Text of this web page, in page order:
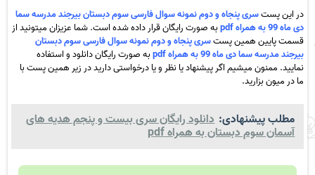
در این پستسری پنجاه و دوم نمونه سوال فارسی سوم دبستان بیرجند مدرسه سما
دی ماه 99 به همراه pdf
به صورت رایگان قرار داده شده است. شما عزیزان میتونید از
قسمت پایین همین پستسری پنجاه و دوم نمونه سوال فارسی سوم دبستان
بیرجند مدرسه سما دی ماه 99 به همراه pdf
به صورت رایگان دانلود و استفاده
نمایید. ممنون میشیم اگر پیشنهاد یا نظر و یا درخواستی دارید در زیر همین پست با
ما در میون بزارید.
مطلب پیشنهادی: دانلود رایگان سری بیست و پنجم هدیه های
آسمان سوم دبستان به همراه pdf